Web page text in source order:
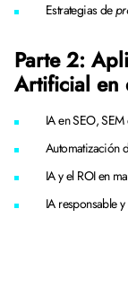
Estrategias de
Parte 2:
Artificial en
IA en SEO,
Automatización
IA y el ROI en
IA responsable